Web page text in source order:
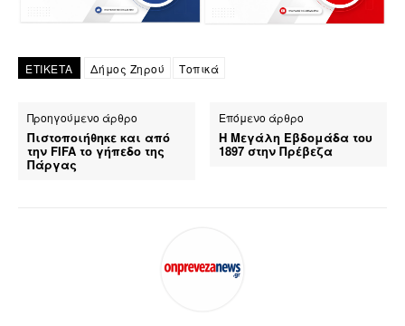
ΕΤΙΚΕΤΑ Δήμος Ζηρού Τοπικά
Προηγούμενο άρθρο
Πιστοποιήθηκε και από
την FIFA το γήπεδο της
Πάργας
Επόμενο άρθρο
Η Μεγάλη Εβδομάδα του
1897 στην Πρέβεζα